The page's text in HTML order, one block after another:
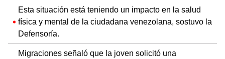
Esta situación está teniendo un impacto en la salud
física y mental de la ciudadana venezolana, sostuvo la
Defensoría.
Migraciones señaló que la joven solicitó una